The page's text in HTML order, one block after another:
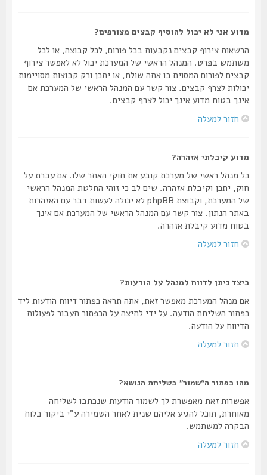
מדוע אני לא יכול להוסיף קבצים מצורפים?
הרשאות צירוף קבצים נקבעות בכל פורום, לכל קבוצה, או לכל
משתמש בפרט. המנהל הראשי של המערכת יכול לא לאפשר צירוף
קבצים לפורום המסוים בו אתה שולח, או יתכן ורק קבוצות מסויימות
יכולות לצרף קבצים. צור קשר עם המנהל הראשי של המערכת אם
אינך בטוח מדוע אינך יכול לצרף קבצים.
חזור למעלה
מדוע קיבלתי אזהרה?
כל מנהל ראשי של מערכת קובע את חוקי האתר שלו. אם עברת על
חוק, יתכן וקיבלת אזהרה. שים לב כי זוהי החלטת המנהל הראשי
של המערכת, וקבוצת phpBB לא יכולה לעשות דבר עם האזהרות
באתר הנתון. צור קשר עם המנהל הראשי של המערכת אם אינך
בטוח מדוע קיבלת אזהרה.
חזור למעלה
כיצד ניתן לדווח למנהל על הודעות?
אם מנהל המערכת מאפשר זאת, אתה תראה כפתור דיווח הודעות ליד
כפתור השליחת הודעה. על ידי לחיצה על הכפתור תעבור לפעולות
הדיווח על הודעה.
חזור למעלה
מהו כפתור ה“שמור” בשליחת הנושא?
אפשרות זאת מאפשרת לך לשמור הודעות שנכתבו לשליחה
מאוחרת, תוכל להגיע אליהם שנית לאחר השמירה ע"י ביקור בלוח
הבקרה למשתמש.
חזור למעלה